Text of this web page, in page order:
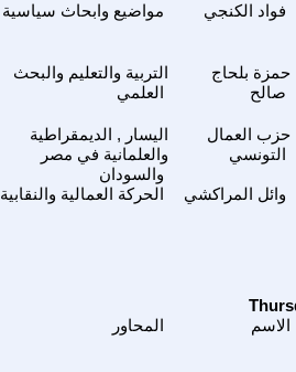
مواضيع وابحاث سياسية
فواد الكنجي
التربية والتعليم والبحث
العلمي
حمزة بلحاج
صالح
اليسار , الديمقراطية
والعلمانية في مصر
والسودان
حزب العمال
التونسي
الحركة العمالية والنقابية وائل المراكشي
الاسم